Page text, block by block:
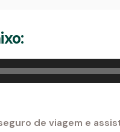
de viagem e